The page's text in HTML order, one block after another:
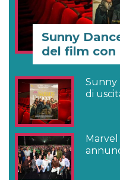
Sunny
del film con
Sunny
di
Marvel